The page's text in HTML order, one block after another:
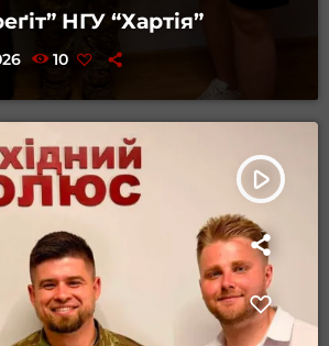
НГУ “Хартія”
10
play_arrow